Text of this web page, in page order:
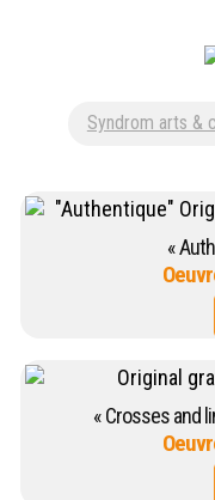
Syndrom arts &
«
« Crosses and